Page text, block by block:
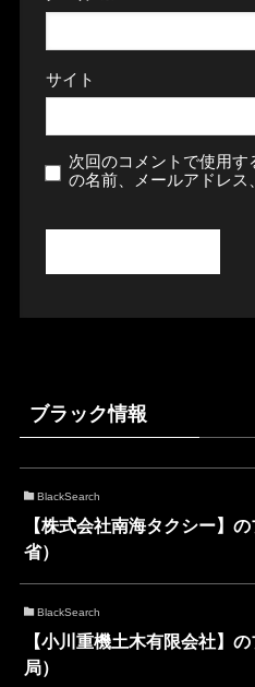
サイト
次回のコメントで使用
の名前、メールアドレス
ブラック情報
BlackSearch
【株式会社南海タクシー】
省）
BlackSearch
【小川重機土木有限会社】
局）